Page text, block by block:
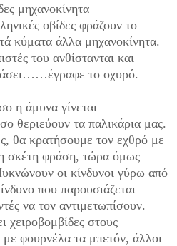
μηχανοκίνητα
οβίδες φράζουν το
κύματα άλλα μηχανοκίνητα.
του ανθίστανται και
το οχυρό.
η άμυνα γίνεται
θεριεύουν τα παλικάρια μας.
θα κρατήσουμε τον εχθρό με
σκέτη φράση, τώρα όμως
οι κίνδυνοι γύρω από
που παρουσιάζεται
να τον αντιμετωπίσουν.
χειροβομβίδες στους
με φουρνέλα τα μπετόν, άλλοι